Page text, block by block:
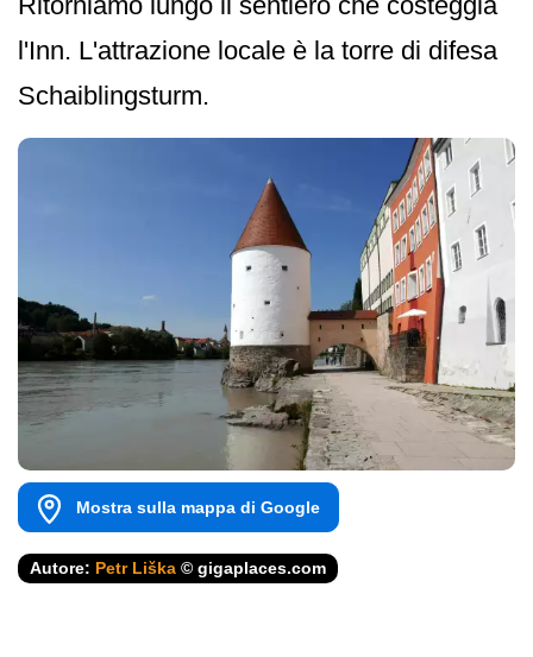
l'Inn. L'attrazione locale è la torre di difesa
Schaiblingsturm.
Mostra sulla mappa di Google
Autore: Petr Liška © gigaplaces.com